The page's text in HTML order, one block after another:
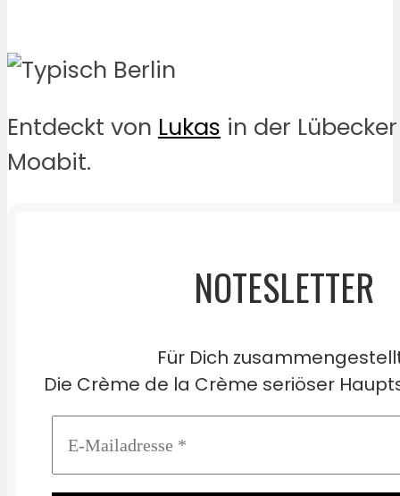
Entdeckt von Lukas in der
Moabit.
NOTESLETTER
Für Dich
Die Crème de la Crème seriöser